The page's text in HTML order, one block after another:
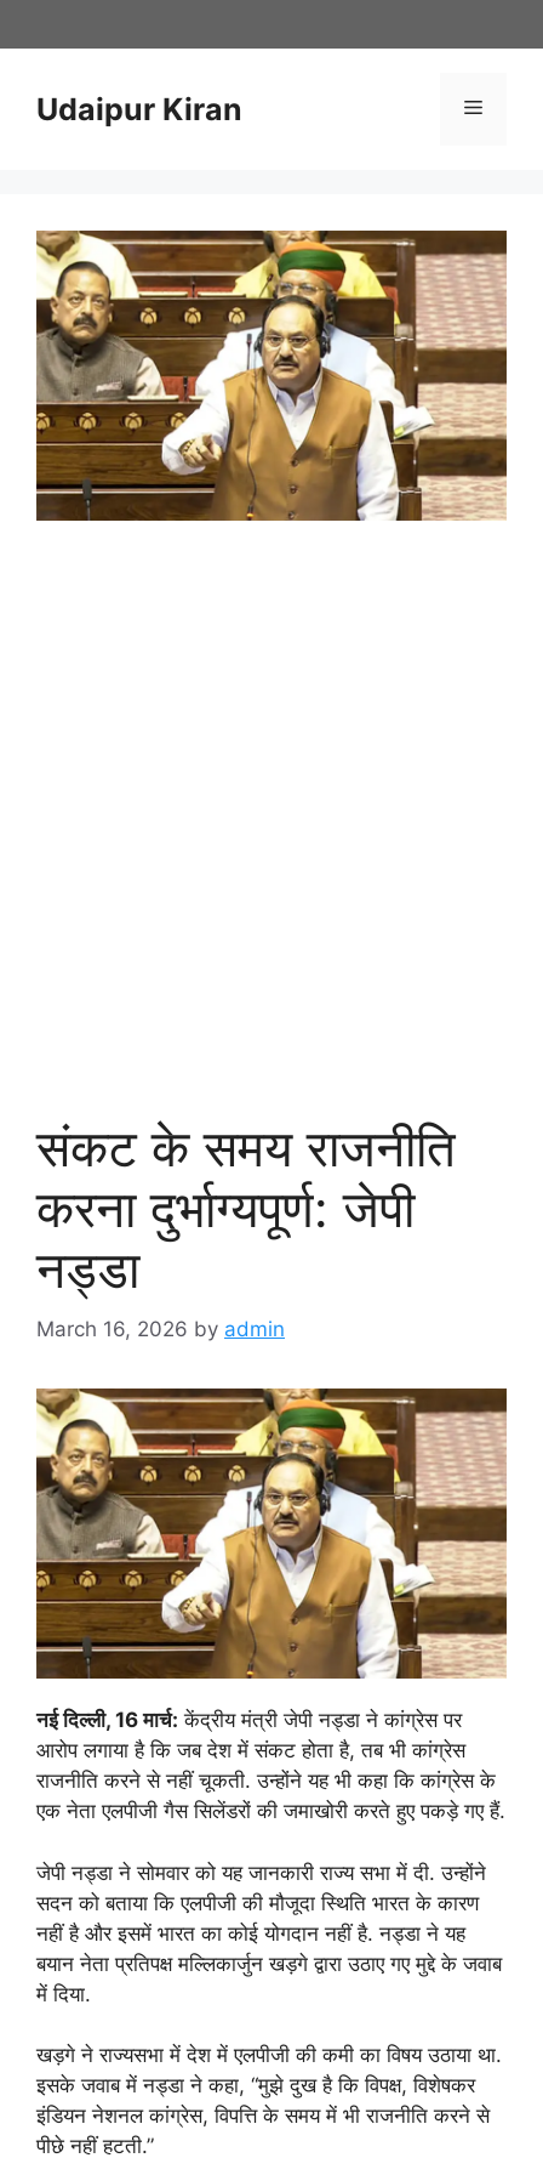
to
Udaipur Kiran Menu
संकट के समय राजनीति
करना दुर्भाग्यपूर्ण: जेपी
नड्डा
March 16, 2026 by admin
नई दिल्ली, 16 मार्च: केंद्रीय मंत्री जेपी नड्डा ने कांग्रेस पर
आरोप लगाया है कि जब देश में संकट होता है, तब भी कांग्रेस
राजनीति करने से नहीं चूकती. उन्होंने यह भी कहा कि कांग्रेस के
एक नेता एलपीजी गैस सिलेंडरों की जमाखोरी करते हुए पकड़े गए हैं.
जेपी नड्डा ने सोमवार को यह जानकारी राज्य सभा में दी. उन्होंने
सदन को बताया कि एलपीजी की मौजूदा स्थिति भारत के कारण
नहीं है और इसमें भारत का कोई योगदान नहीं है. नड्डा ने यह
बयान नेता प्रतिपक्ष मल्लिकार्जुन खड़गे द्वारा उठाए गए मुद्दे के जवाब
में दिया.
खड़गे ने राज्यसभा में देश में एलपीजी की कमी का विषय उठाया था.
इसके जवाब में नड्डा ने कहा, “मुझे दुख है कि विपक्ष, विशेषकर
इंडियन नेशनल कांग्रेस, विपत्ति के समय में भी राजनीति करने से
पीछे नहीं हटती.”